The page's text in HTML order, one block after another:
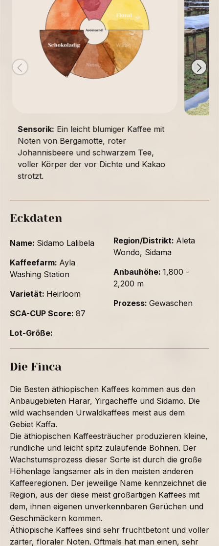
Sensorik: Ein leicht blumiger Kaffee mit
Noten von Bergamotte, roter
Johannisbeere und schwarzem Tee,
voller Körper der vor Dichte und Kakao
strotzt.
Eckdaten
Name: Sidamo Lalibela
Kaffeefarm: Ayla
Washing Station
Varietät: Heirloom
SCA-CUP Score: 87
Lot-Größe:
Region/Distrikt: Aleta
Wondo, Sidama
Anbauhöhe: 1,800 -
2,200 m
Prozess: Gewaschen
Die Finca
Die Besten äthiopischen Kaffees kommen aus den
Anbaugebieten Harar, Yirgacheffe und Sidamo. Die
wild wachsenden Urwaldkaffees meist aus dem
Gebiet Kaffa.
Die äthiopischen Kaffeesträucher produzieren kleine,
rundliche und leicht spitz zulaufende Bohnen. Der
Wachstumsprozess dieser Sorte ist durch die große
Höhenlage langsamer als in den meisten anderen
Kaffeeregionen. Der jeweilige Name kennzeichnet die
Region, aus der diese meist großartigen Kaffees mit
dem, ihnen eigenen unverkennbaren Gerüchen und
Geschmäckern kommen.
Äthiopische Kaffees sind sehr fruchtbetont und voller
zarter, floraler Noten. Oftmals hat man einen, sehr